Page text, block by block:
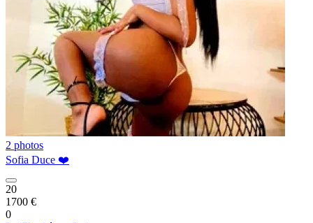
2 photos
Sofia Duce ❤️
20
1700 €
0